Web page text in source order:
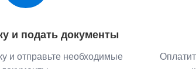
и подать документы
и отправьте необходимые